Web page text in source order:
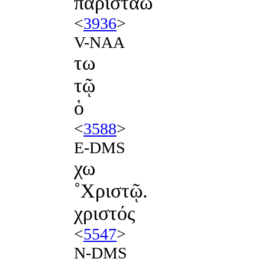
<3936>
V-NAA
τω
τῷ
ὁ
<3588>
E-DMS
χω
˚Χριστῷ.
χριστός
<5547>
N-DMS